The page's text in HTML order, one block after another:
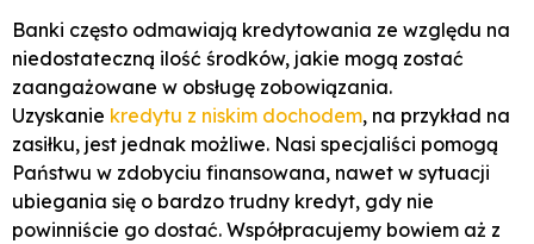
Banki często odmawiają kredytowania ze względu na
niedostateczną ilość środków, jakie mogą zostać
zaangażowane w obsługę zobowiązania.
Uzyskanie kredytu z niskim dochodem, na przykład na
zasiłku, jest jednak możliwe. Nasi specjaliści pomogą
Państwu w zdobyciu finansowana, nawet w sytuacji
ubiegania się o bardzo trudny kredyt, gdy nie
powinniście go dostać. Współpracujemy bowiem aż z